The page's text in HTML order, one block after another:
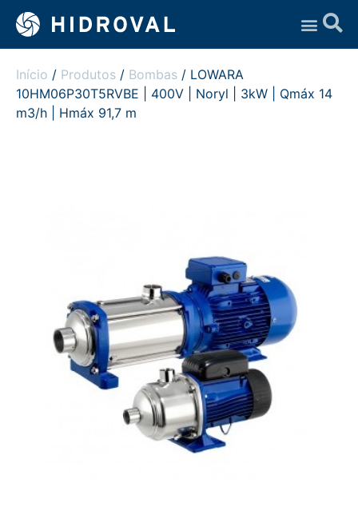
Início / Produtos / Bombas / LOWARA
10HM06P30T5RVBE | 400V | Noryl | 3kW | Qmáx 14
m3/h | Hmáx 91,7 m